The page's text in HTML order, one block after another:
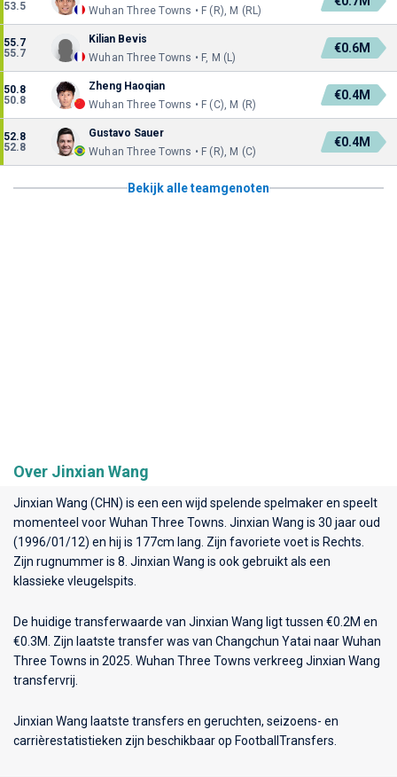
53.5
Wuhan Three Towns • F (R), M (RL)
55.7
55.7
Kilian Bevis
Wuhan Three Towns • F, M (L)
€0.6M
50.8
50.8
Zheng Haoqian
Wuhan Three Towns • F (C), M (R)
€0.4M
52.8
52.8
Gustavo Sauer
Wuhan Three Towns • F (R), M (C)
€0.4M
Bekijk alle teamgenoten
Over Jinxian Wang
Jinxian Wang (CHN) is een een wijd spelende spelmaker en speelt
momenteel voorWuhan Three Towns . Jinxian Wang is 30 jaar oud
(1996/01/12) en hij is 177cm lang. Zijn favoriete voet is Rechts.
Zijn rugnummer is 8. Jinxian Wang is ook gebruikt als een
klassieke vleugelspits.
De huidige transferwaarde van Jinxian Wang ligt tussen €0.2M en
€0.3M. Zijn laatste transfer was van Changchun Yatai naar Wuhan
Three Towns in 2025. Wuhan Three Towns verkreeg Jinxian Wang
transfervrij.
Jinxian Wang laatste transfers en geruchten, seizoens- en
carrièrestatistieken zijn beschikbaar op FootballTransfers.